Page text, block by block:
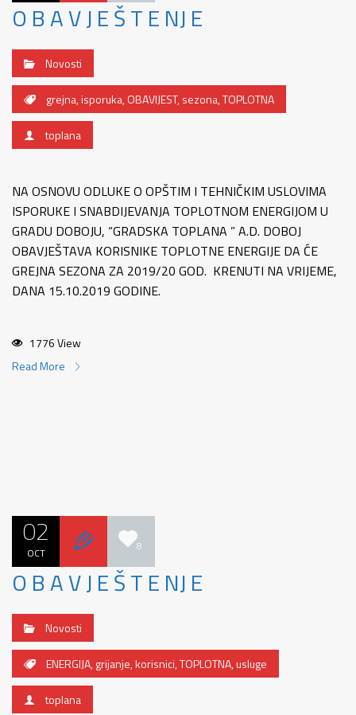
O B A V J E Š T E NJ E
Novosti
grejna,isporuka,OBAVIJEST,sezona,TOPLOTNA
toplana
NA OSNOVU ODLUKE O OPŠTIM I TEHNIČKIM USLOVIMA
ISPORUKE I SNABDIJEVANJA TOPLOTNOM ENERGIJOM U
GRADU DOBOJU, “GRADSKA TOPLANA ” A.D. DOBOJ
OBAVJEŠTAVA KORISNIKE TOPLOTNE ENERGIJE DA ĆE
GREJNA SEZONA ZA 2019/20 GOD. KRENUTI NA VRIJEME,
DANA 15.10.2019 GODINE.
1776 View
Read More
02
OCT 8
O B A V J E Š T E NJ E
Novosti
ENERGIJA,grijanje,korisnici,TOPLOTNA,usluge
toplana